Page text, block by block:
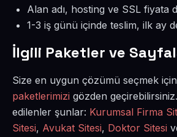
Alan adı, hosting ve SSL fiyata
1-3 iş günü içinde teslim, ilk ay
İlgili Paketler ve
Size en uygun çözümü seçmek için
paketlerimizi gözden
edilenler şunlar: Kurumsal Firma
Sitesi, Avukat Sitesi, Doktor Sitesi